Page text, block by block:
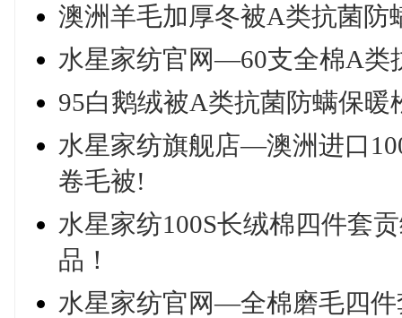
澳洲羊毛加厚冬被A类抗菌防
水星家纺官网—60支全棉A类
95白鹅绒被A类抗菌防螨保
水星家纺旗舰店—澳洲进口
卷毛被!
水星家纺100S长绒棉四件套
品！
水星家纺官网—全棉磨毛四